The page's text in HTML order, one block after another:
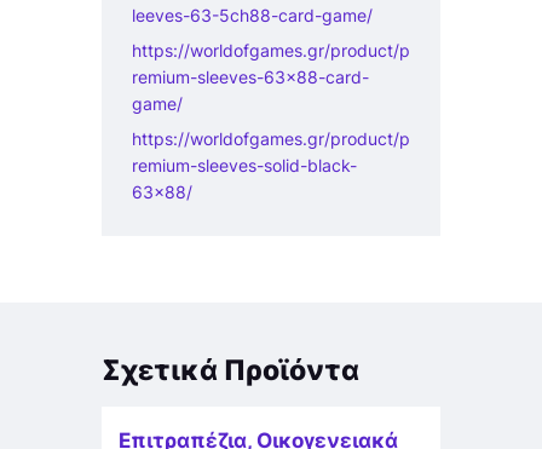
leeves-63-5ch88-card-game/
https://worldofgames.gr/product/p
remium-sleeves-63×88-card-
game/
https://worldofgames.gr/product/p
remium-sleeves-solid-black-
63×88/
Σχετικά Προϊόντα
Επιτραπέζια, Οικογενειακά